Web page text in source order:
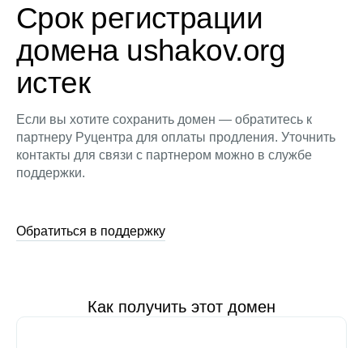
Срок регистрации
домена ushakov.org
истек
Если вы хотите сохранить домен — обратитесь к
партнеру Руцентра для оплаты продления. Уточнить
контакты для связи с партнером можно в службе
поддержки.
Обратиться в поддержку
Как получить этот домен